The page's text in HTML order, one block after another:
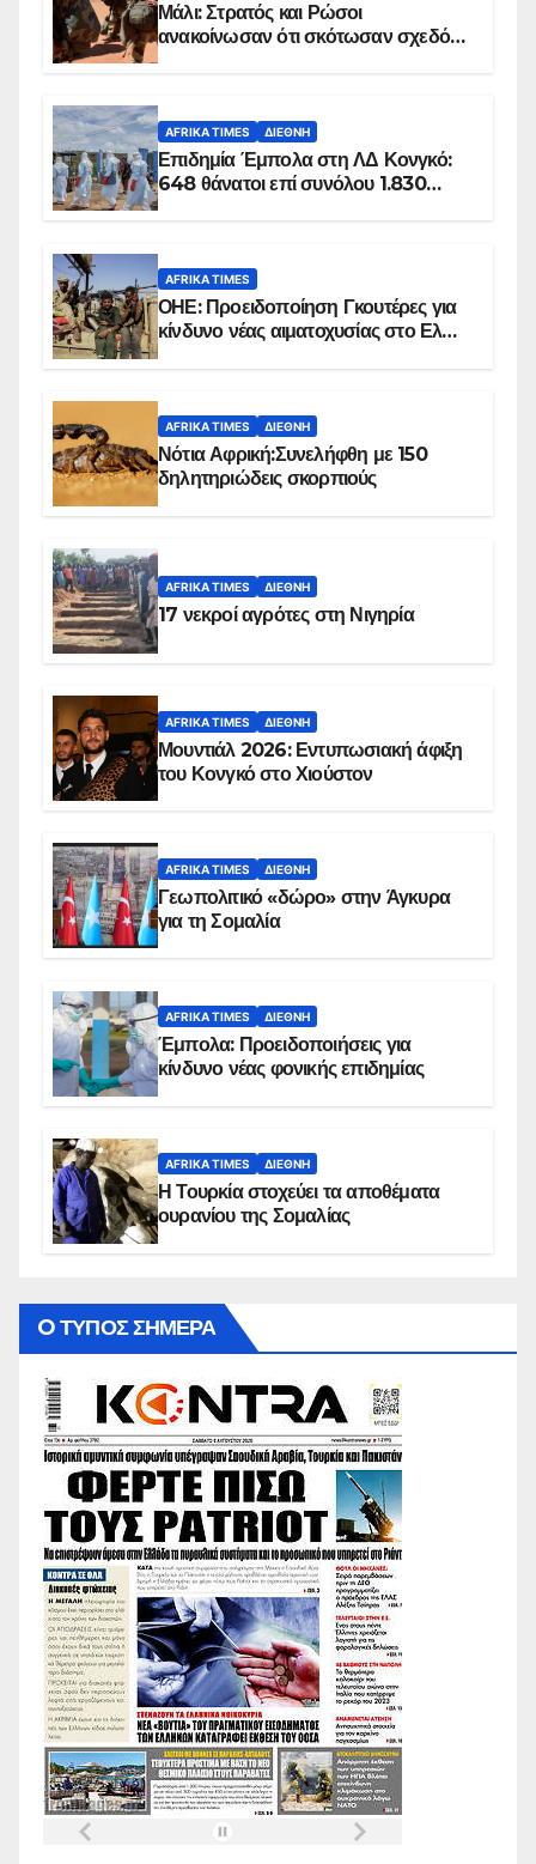
Μάλι: Στρατός και Ρώσοι
ανακοίνωσαν ότι σκότωσαν σχεδόν
AFRIKA TIMES ΔΙΕΘΝΉ
Επιδημία Έμπολα στη ΛΔ Κονγκό:
648 θάνατοι επί συνόλου 1.830
AFRIKA TIMES
ΟΗΕ: Προειδοποίηση Γκουτέρες για
κίνδυνο νέας αιματοχυσίας στο Ελ
AFRIKA TIMES ΔΙΕΘΝΉ
Νότια Αφρική:Συνελήφθη με 150
δηλητηριώδεις σκορπιούς
AFRIKA TIMES ΔΙΕΘΝΉ
17 νεκροί αγρότες στη Νιγηρία
AFRIKA TIMES ΔΙΕΘΝΉ
Μουντιάλ 2026: Εντυπωσιακή άφιξη
του Κονγκό στο Χιούστον
AFRIKA TIMES ΔΙΕΘΝΉ
Γεωπολιτικό «δώρο» στην Άγκυρα
για τη Σομαλία
AFRIKA TIMES ΔΙΕΘΝΉ
Έμπολα: Προειδοποιήσεις για
κίνδυνο νέας φονικής επιδημίας
AFRIKA TIMES ΔΙΕΘΝΉ
Η Τουρκία στοχεύει τα αποθέματα
ουρανίου της Σομαλίας
O ΤΥΠΟΣ ΣΗΜΕΡΑ